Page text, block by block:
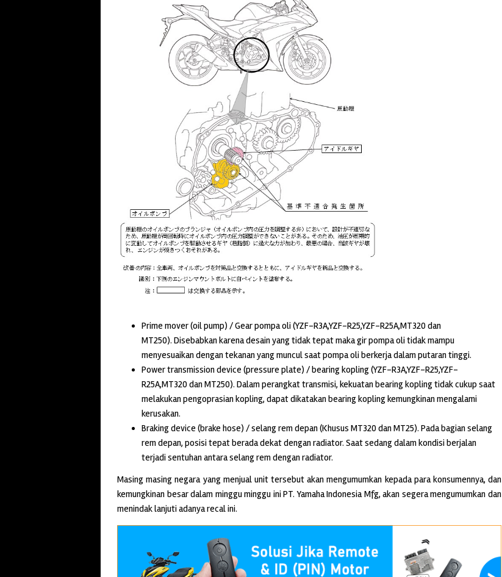
Prime mover (oil pump) / Gear pompa oli (YZF-R3A,YZF-R25,YZF-R25A,MT320 dan
MT250). Disebabkan karena desain yang tidak tepat maka gir pompa oli tidak mampu
menyesuaikan dengan tekanan yang muncul saat pompa oli berkerja dalam putaran tinggi.
Power transmission device (pressure plate) / bearing kopling (YZF-R3A,YZF-R25,YZF-
R25A,MT320 dan MT250). Dalam perangkat transmisi, kekuatan bearing kopling tidak cukup saat
melakukan pengoprasian kopling, dapat dikatakan bearing kopling kemungkinan mengalami
kerusakan.
Braking device (brake hose) / selang rem depan (Khusus MT320 dan MT25). Pada bagian selang
rem depan, posisi tepat berada dekat dengan radiator. Saat sedang dalam kondisi berjalan
terjadi sentuhan antara selang rem dengan radiator.
Masing masing negara yang menjual unit tersebut akan mengumumkan kepada para konsumennya, dan
kemungkinan besar dalam minggu minggu ini PT. Yamaha Indonesia Mfg, akan segera mengumumkan dan
menindak lanjuti adanya recal ini.